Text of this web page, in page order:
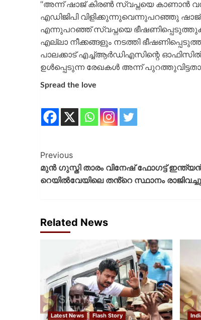
‘‘അന്ന് ഷാജ് കിരൺ സ്വപ്നയെ കാണാൻ
എഡിജിപി വിളിക്കുന്നുവെന്നുപറഞ്ഞു
എന്നുപറഞ്ഞ് സ്വപ്നയെ
എല്ലാ നീക്കങ്ങളും നടത്തി
പാലക്കാട് എച്ച്ആർഡിഎസിന്റെ
ഉൾപ്പെടുന്ന രേഖകൾ അന്ന്
Spread the love
Previous
മുൻ ഗുസ്തി താരം വിനേഷ് ഫോഗട്ട്
റെയിൽവേയിലെ തൻ്റെ സ്ഥാനം രാജിവച്ചു
Related News
Latest News Flash Story